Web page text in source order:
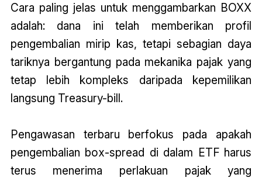
Cara paling jelas untuk menggambarkan BOXX
adalah: dana ini telah memberikan profil
pengembalian mirip kas, tetapi sebagian daya
tariknya bergantung pada mekanika pajak yang
tetap lebih kompleks daripada kepemilikan
langsung Treasury-bill.
Pengawasan terbaru berfokus pada apakah
pengembalian box-spread di dalam ETF harus
terus menerima perlakuan pajak yang